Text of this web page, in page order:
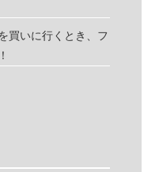
買いに行くとき、フ